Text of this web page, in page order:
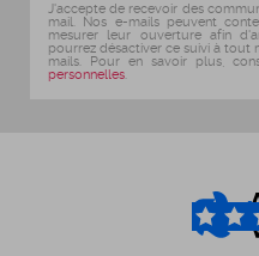
J'accepte de recevoir des
mail. Nos e-mails peuvent
mesurer leur ouverture afin
pourrez désactiver ce suivi à tout
mails. Pour en savoir plus,
personnelles